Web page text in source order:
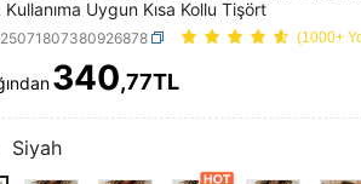
Uygun Kısa Kollu Tişört
(1000+
AND
340,77TL
Siyah